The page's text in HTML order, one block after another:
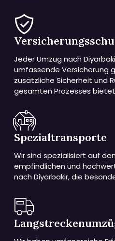
Jeder Umzug nach
umfassende Versicherung
zusätzliche Sicherheit und
gesamten Prozesses
Spezialtransporte
Wir sind spezialisiert auf
empfindlichen und
nach Diyarbakir, die